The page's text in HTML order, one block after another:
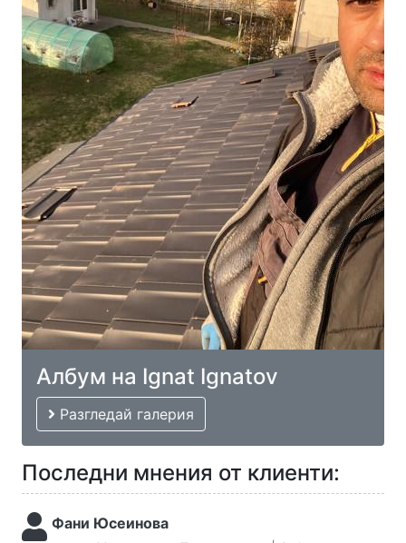
Албум на Ignat Ignatov
Разгледай галерия
Последни мнения от клиенти:
Фани Юсеинова